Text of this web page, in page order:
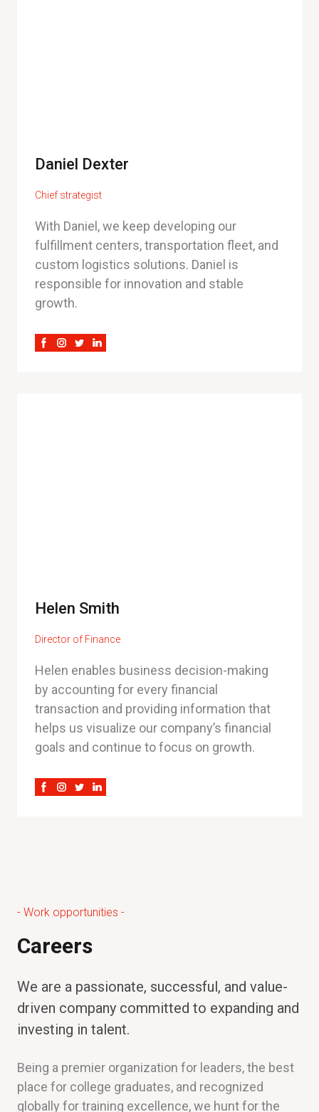
Daniel Dexter
Chief strategist
With Daniel, we keep developing our
fulfillment centers, transportation fleet, and
custom logistics solutions. Daniel is
responsible for innovation and stable
growth.
Helen Smith
Director of Finance
Helen enables business decision-making
by accounting for every financial
transaction and providing information that
helps us visualize our company’s financial
goals and continue to focus on growth.
- Work opportunities -
Careers
We are a passionate, successful, and value-
driven company committed to expanding and
investing in talent.
Being a premier organization for leaders, the best
place for college graduates, and recognized
globally for training excellence, we hunt for the